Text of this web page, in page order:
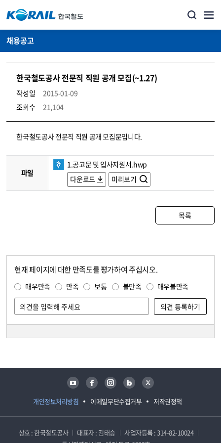
채용공고
한국철도공사 전문직 직원 공개 모집(~1.27)
작성일
2015-01-09
조회수
21,104
코레일소개_경영공시_채용공고 상세보기 – 내용, 파일, 담당자 연락처로 구성
한국철도공사 전문직 직원 공개 모집문입니다.
파일
1.공고문 및 입사지원서.hwp
다운로드
미리보기
목록
현재 페이지에 대한 만족도를 평가하여 주십시오.
매우만족 만족 보통 불만족 매우불만족
개인정보처리방침 이메일무단수집거부 저작권정책
유튜브 페이스북 인스타그램 블로그 트위터
상호 : 한국철도공사 대표자 : 김태승
사업자등록 : 314-82-10024